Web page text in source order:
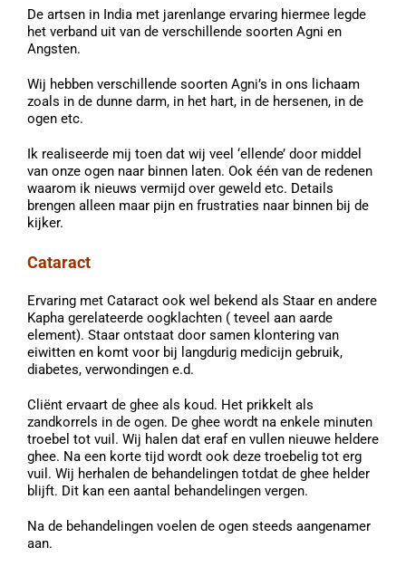
De artsen in India met jarenlange ervaring hiermee legde
het verband uit van de verschillende soorten Agni en
Angsten.
Wij hebben verschillende soorten Agni’s in ons lichaam
zoals in de dunne darm, in het hart, in de hersenen, in de
ogen etc.
Ik realiseerde mij toen dat wij veel ‘ellende’ door middel
van onze ogen naar binnen laten. Ook één van de redenen
waarom ik nieuws vermijd over geweld etc. Details
brengen alleen maar pijn en frustraties naar binnen bij de
kijker.
Cataract
Ervaring met Cataract ook wel bekend als Staar en andere
Kapha gerelateerde oogklachten ( teveel aan aarde
element). Staar ontstaat door samen klontering van
eiwitten en komt voor bij langdurig medicijn gebruik,
diabetes, verwondingen e.d.
Cliënt ervaart de ghee als koud. Het prikkelt als
zandkorrels in de ogen. De ghee wordt na enkele minuten
troebel tot vuil. Wij halen dat eraf en vullen nieuwe heldere
ghee. Na een korte tijd wordt ook deze troebelig tot erg
vuil. Wij herhalen de behandelingen totdat de ghee helder
blijft. Dit kan een aantal behandelingen vergen.
Na de behandelingen voelen de ogen steeds aangenamer
aan.